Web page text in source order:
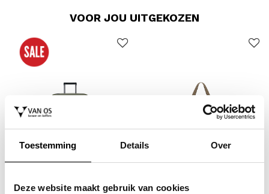
Toestemming Details Over
Deze website maakt gebruik van cookies
VOOR JOU UITGEKOZEN
koffer / trolley /
crossbodytas skara